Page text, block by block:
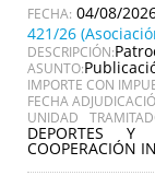
04/08/
421/26
DESCRIPCIÓN:
ASUNTO:
IMPORTE CON
FECHA
UNIDAD
DEPORTES Y
COOPERACIÓN